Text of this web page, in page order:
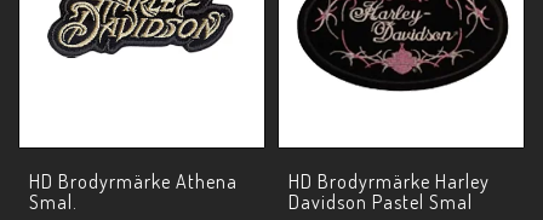
HD Brodyrmärke Athena
Smal.
HD Brodyrmärke Harley
Davidson Pastel Smal